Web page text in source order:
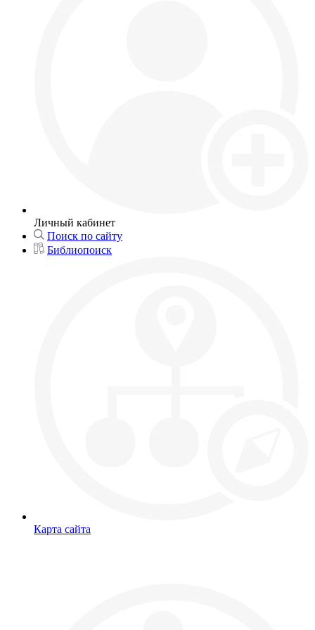
Личный кабинет
Поиск по сайту
Библиопоиск
Карта сайта